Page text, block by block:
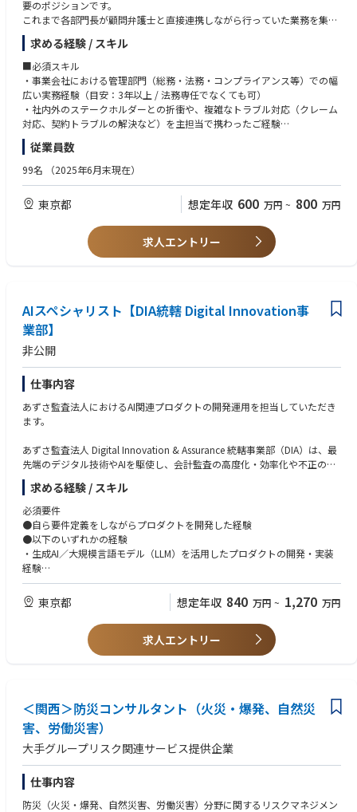
要のポジションです。
これまで各部門長が顧問弁護士と直接連携しながら行っていた業務を集約
し、専任担当としてお迎えします。ルールやフローが定まりきっていない
フェーズだからこそ、
ご自身の裁量で経営陣と近い距離で制度設計から携わり、「攻め」と「守
り」の法務体制づくりに挑戦できるやりがいに満ちた環境です。
事業の健全な成長に欠かせない「フリーランス管理体制の強化」や「AI開
発における権利保護」等の法務的なあらゆる業務にご対応頂きます。
ビジネスモデルの適正化と法的リスクコントロールを担う、事業運営の要
となるポジションです。
■ 業務委託等によるソリューション事業における管理体制の強化
・偽装請負防止のオペレーション運用および改善
技術の提供おける関連法規（中小受託取引適正化法・フリーランス新法・
労働者派遣法など）に則った業務フローの運用および改善
■ 社内のコンプライアンス教育・リテラシー向上
・最新の法令動向（フリーランス新法、著作権法など）に関する社内への
周知や勉強会の実施
■ 銀行グループ会社として求められるガバナンスの体制構築、グループ共
通規程の運用・各所との調整などの対応
■ トラブル・クレーム対応および法的支援
・フリーランスや取引先との間で発生するエスカレーション対応、トラブ
■ AI開発・システム導入に伴う法的な相談および知的財産管理
・クライアント向けAIエージェント開発等のプロジェクトにおける、プロ
グラミングコード、データ、生成物などの著作物に関する相談対応
・最新AI技術に関する知的財産、契約関係、権利管理を通じた事業価値の
保護
・新規プロジェクト推進に必要な法的論点（著作権等）の抽出および解決
■ 各種契約書の作成・レビュー・修正 など契約プロセスの管理
■ ITツールを活用した業務整理と効率化 （クラウドサイン等を用いたワー
クフロー整備）
求める経験 / スキル
■必須スキル
・事業会社における管理部門（総務・法務・コンプライアンス等）での幅
広い実務経験（目安：3年以上 / 法務専任でなくても可）
・社内外のステークホルダーとの折衝や、複雑なトラブル対応（クレーム
対応、契約トラブルの解決など）を主担当で携わったご経験
・現場（事業部門）の最前線に入り込み、コミュニケーションを通じて課
題解決に向き合える方
・ITツール（Slack、Google Workspace、Google Meet、Zoom等）を活
■ 歓迎要件
・企業の様々な課題、トラブルにおけるハードな交渉・解決経験
・事業会社における法務の実務経験、または法的手続き（内容証明の作
成、訴訟サポート等）の経験
築経験
従業員数
99名 （2025年6月末現在）
東京都 想定年収 600 万円 ~ 800 万円
求人エントリー
AIスペシャリスト【DIA統轄 Digital Innovation事
業部】
非公開
仕事内容
あずさ監査法人におけるAI関連プロダクトの開発運用を担当していただき
ます。
あずさ監査法人 Digital Innovation & Assurance 統轄事業部（DIA）は、最
先端のデジタル技術やAIを駆使し、会計監査の高度化・効率化や不正の検
知・防止、データドリブンな意思決定の実現など、会計監査・経理財務領
域のDX（デジタルトランスフォーメーション）を推進しています。
<参考>
AX for Trustを実現する あずさ監査法人の監査DX
https://kpmg.com/jp/ja/home/services/audit/digital-audit.html
<具体的な業務内容>
および業務課題の特定
●LLMを用いたPoC（Proof of Concept）の企画・設計・開発
●技術調査（最新LLM、関連ツール・フレームワーク等）および有効性・
求める経験 / スキル
必須要件
●自ら要件定義をしながらプロダクトを開発した経験
●以下のいずれかの経験
・生成AI／大規模言語モデル（LLM）を活用したプロダクトの開発・実装
経験
・ クラウドプラットフォーム（Azureなど）での開発経験
●ビジネスレベルの日本語能力
●技術スタック：
・開発および運用プロセスの効率化のためのDevOps領域の知識・経験
（Azure、Git 等）
・Python/Rust/SQLのいずれかの経験をお持ちの方
●データエンジニアリング（データ抽出・加工・管理）の実務経験
●チームリード・プロジェクトマネジメントの経験 英語力
求める人物像
●自ら課題を発見し、技術で価値を出すことを楽しめる方
●最新の動向に自発的に関心を持ち、業務に取り入れられる方
多様な専門性を持つメンバー（会計士・データサイエンティスト・エンジ
東京都 想定年収 840 万円 ~ 1,270 万円
求人エントリー
＜関西＞防災コンサルタント（火災・爆発、自然災
害、労働災害）
大手グループリスク関連サービス提供企業
仕事内容
防災（火災・爆発、自然災害、労働災害）分野に関するリスクマネジメン